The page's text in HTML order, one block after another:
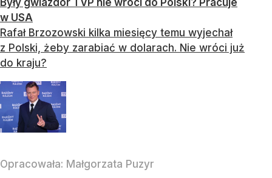
w USA
Rafał Brzozowski kilka miesięcy temu wyjechał
z Polski, żeby zarabiać w dolarach. Nie wróci już
do kraju?
Opracowała: Małgorzata Puzyr